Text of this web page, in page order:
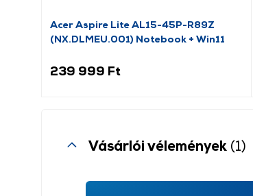
Acer Aspire Lite AL15-45P-R89Z
(NX.DLMEU.001) Notebook + Win11
239 999 Ft
Vásárlói vélemények (1)